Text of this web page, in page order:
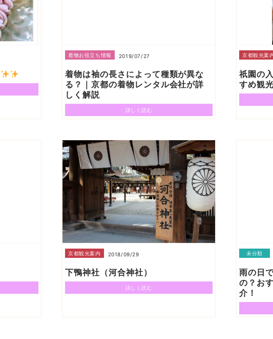
着物お役立ち情報 2019/07/27
着物は袖の長さによって種類が異な
る？｜京都の着物レンタル会社が詳
しく解説
詳しく読む
京都観光案
祇園の
すめ観
京都観光案内 2018/09/29
下鴨神社（河合神社）
詳しく読む
未分類
雨の日
の？お
介！